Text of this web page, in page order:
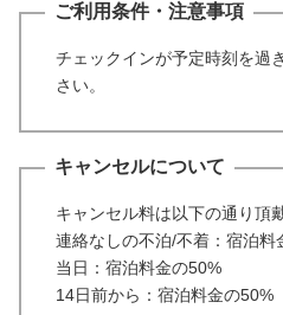
ご利用条件・注意事項
チェックインが予定時刻を過
さい。
キャンセルについて
キャンセル料は以下の通り頂
連絡なしの不泊/不着：宿泊料
当日：宿泊料金の50%
14日前から：宿泊料金の50%